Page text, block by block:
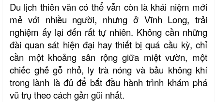
Du lịch thiên văn có thể vẫn còn là khái niệm mới
mẻ với nhiều người, nhưng ở Vĩnh Long, trải
nghiệm ấy lại đến rất tự nhiên. Không cần những
đài quan sát hiện đại hay thiết bị quá cầu kỳ, chỉ
cần một khoảng sân rộng giữa miệt vườn, một
chiếc ghế gỗ nhỏ, ly trà nóng và bầu không khí
trong lành là đủ để bắt đầu hành trình khám phá
vũ trụ theo cách gần gũi nhất.